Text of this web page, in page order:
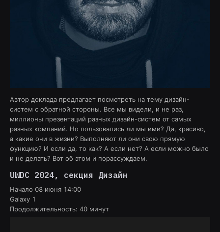
Автор доклада предлагает посмотреть на тему дизайн-
систем с обратной стороны. Все мы видели, и не раз,
миллионы презентаций разных дизайн-систем от самых
разных компаний. Но пользовались ли мы ими? Да, красиво,
а какие они в жизни? Выполняют ли они свою прямую
функцию? И если да, то как? А если нет? А если можно было
и не делать? Вот об этом и порассуждаем.
UWDC 2024, секция Дизайн
Начало 08 июня 14:00
Galaxy 1
Продолжительность: 40 минут